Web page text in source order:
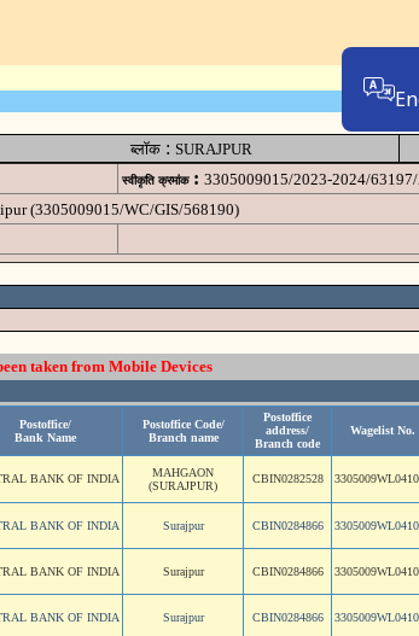
ब्लॉक : SURAJPUR
स्वीकृति क्रमांक : 3305009015/2023-2024/
(3305009015/WC/GIS/568190)
taken from Mobile Devices
Postoffice/
Bank Name
Postoffice Code/
Branch name
Postoffice
address/
Branch code
Wagelist No.
BANK OF INDIA
MAHGAON
(SURAJPUR)
CBIN0282528
BANK OF INDIA Surajpur CBIN0284866
BANK OF INDIA Surajpur CBIN0284866
BANK OF INDIA Surajpur CBIN0284866